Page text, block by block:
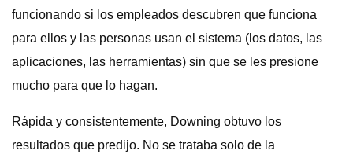
funcionando si los empleados descubren que funciona
para ellos y las personas usan el sistema (los datos, las
aplicaciones, las herramientas) sin que se les presione
mucho para que lo hagan.
Rápida y consistentemente, Downing obtuvo los
resultados que predijo. No se trataba solo de la